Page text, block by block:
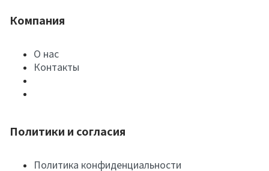
Компания
О нас
Контакты
Политики и согласия
Политика конфиденциальности